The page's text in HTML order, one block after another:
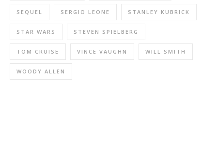
SEQUEL SERGIO LEONE STANLEY KUBRICK
STAR WARS STEVEN SPIELBERG
TOM CRUISE VINCE VAUGHN WILL SMITH
WOODY ALLEN